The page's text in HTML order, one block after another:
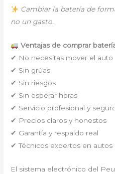
Cambiar la batería de
no un gasto.
Ventajas de comprar
✔ No necesitas mover el auto
✔ Sin grúas
✔ Sin riesgos
✔ Sin esperar horas
✔ Servicio profesional y
✔ Precios claros y honestos
✔ Garantía y respaldo real
✔ Técnicos expertos en autos
El sistema electrónico del